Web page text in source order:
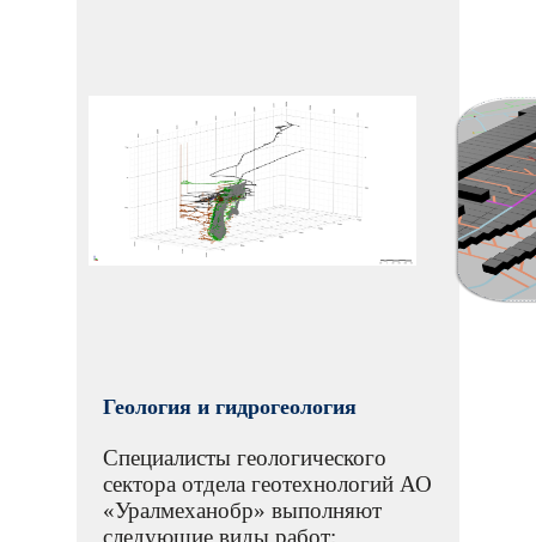
Геология и гидрогеология
Специалисты геологического
сектора отдела геотехнологий АО
«Уралмеханобр» выполняют